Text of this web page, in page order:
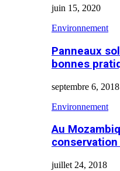
juin 15, 2020
Environnement
Panneaux
bonnes
septembre 6, 2018
Environnement
Au
juillet 24, 2018